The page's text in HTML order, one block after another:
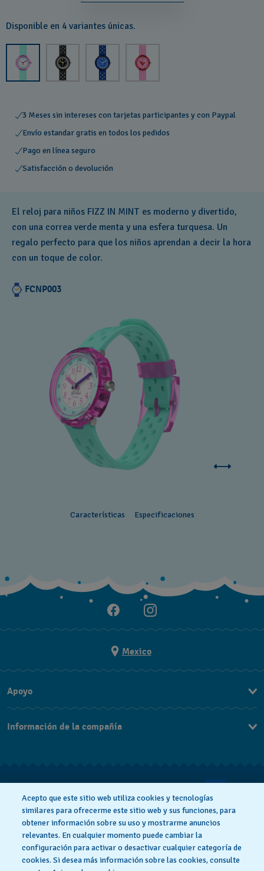
Disponible en 4 variantes únicas.
3 Meses sin intereses con tarjetas participantes y con Paypal
Envío estandar gratis en todos los pedidos
Pago en línea seguro
Satisfacción o devolución
El reloj para niños FIZZ IN MINT es moderno y divertido,
con una correa verde menta y una esfera turquesa. Un
regalo perfecto para que los niños aprendan a decir la hora
con un toque de color.
FCNP003
Características Especificaciones
Mexico
Apoyo
Preguntas Frecuentes
Facturación
Información de la compañía
Política De Privacidad Cookie notice
Acepto que este sitio web utiliza cookies y tecnologías
similares para ofrecerme este sitio web y sus funciones, para
obtener información sobre su uso y mostrarme anuncios
relevantes. En cualquier momento puede cambiar la
configuración para activar o desactivar cualquier categoría de
cookies. Si desea más información sobre las cookies, consulte